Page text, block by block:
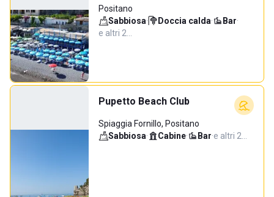
Positano
Sabbiosa· Doccia calda· Bar·
e altri 2…
Pupetto Beach Club
Spiaggia Fornillo, Positano
Sabbiosa· Cabine· Bar·e altri 2…